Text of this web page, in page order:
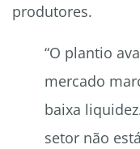
produtores.
“O plantio
mercado
baixa
setor não